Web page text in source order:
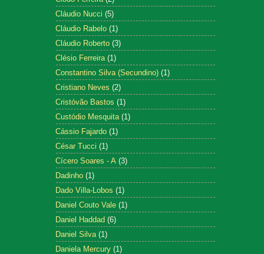
Cláudio Nucci (5)
Cláudio Rabelo (1)
Cláudio Roberto (3)
Clésio Ferreira (1)
Constantino Silva (Secundino) (1)
Cristiano Neves (2)
Cristóvão Bastos (1)
Custódio Mesquita (1)
Cássio Fajardo (1)
César Tucci (1)
Cícero Soares - A (3)
Dadinho (1)
Dado Villa-Lobos (1)
Daniel Couto Vale (1)
Daniel Haddad (6)
Daniel Silva (1)
Daniela Mercury (1)